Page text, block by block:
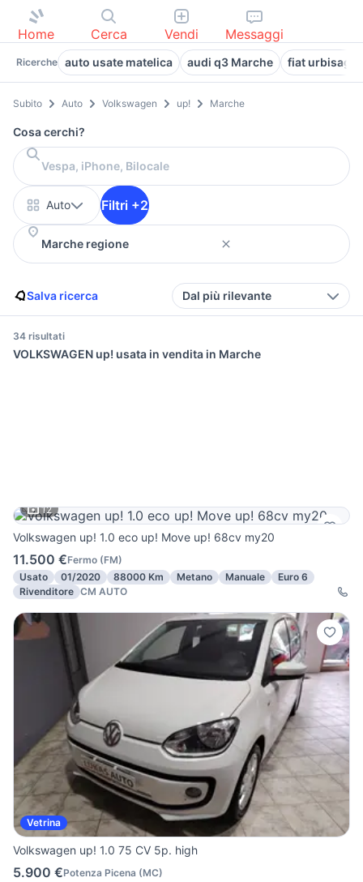
Home Cerca Vendi Messaggi
Ricerche auto usate matelica audi q3 Marche fiat urbisaglia
Subito Auto Volkswagen up! Marche
Cosa cerchi?
Auto Filtri +2
Salva ricerca Dal più rilevante
34 risultati
VOLKSWAGEN up! usata in vendita in Marche
12
Volkswagen up! 1.0 eco up! Move up! 68cv my20
11.500 €Fermo (FM)
Usato
01/2020 88000 Km Metano Manuale
Euro 6
Rivenditore CM AUTO
Vetrina
Volkswagen up! 1.0 75 CV 5p. high
5.900 €Potenza Picena (MC)